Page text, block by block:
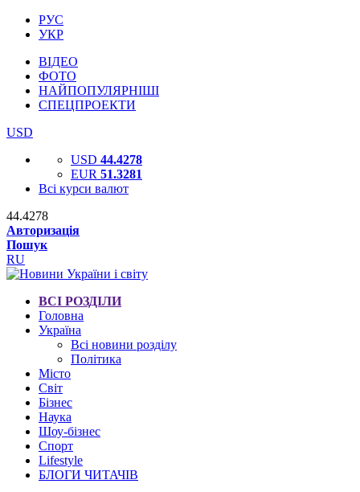
РУС
УКР
ВІДЕО
ФОТО
НАЙПОПУЛЯРНІШІ
СПЕЦПРОЕКТИ
USD
USD 44.4278
EUR 51.3281
Всі курси валют
44.4278
Авторизація
Пошук
RU
ВСІ РОЗДІЛИ
Головна
Україна
Всі новини розділу
Політика
Місто
Світ
Бізнес
Наука
Шоу-бізнес
Спорт
Lifestyle
БЛОГИ ЧИТАЧІВ